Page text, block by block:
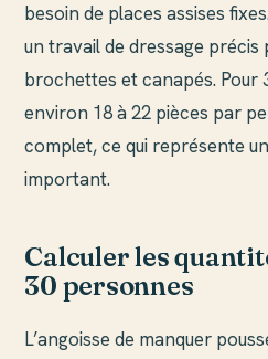
besoin de places assises
un travail de dressage précis
brochettes et canapés. Pour
environ 18 à 22 pièces par
complet, ce qui représente
important.
Calculer les
30 personnes
L’angoisse de manquer